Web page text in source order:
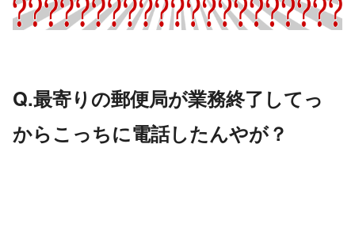
Q.最寄りの郵便局が業務終了してっ
からこっちに電話したんやが？